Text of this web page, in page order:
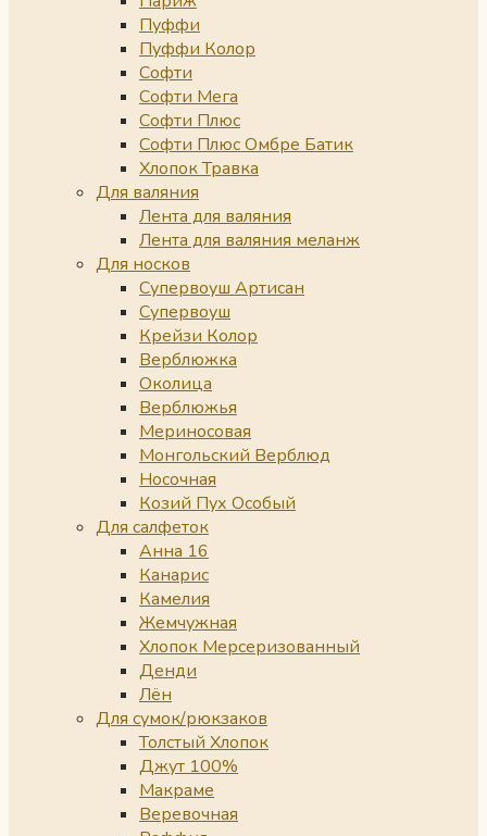
Пуффи
Пуффи Колор
Софти
Софти Мега
Софти Плюс
Софти Плюс Омбре Батик
Хлопок Травка
Для валяния
Лента для валяния
Лента для валяния меланж
Для носков
Супервоуш Артисан
Супервоуш
Крейзи Колор
Верблюжка
Околица
Верблюжья
Мериносовая
Монгольский Верблюд
Носочная
Козий Пух Особый
Для салфеток
Анна 16
Канарис
Камелия
Жемчужная
Хлопок Мерсеризованный
Денди
Лён
Для сумок/рюкзаков
Толстый Хлопок
Джут 100%
Макраме
Веревочная